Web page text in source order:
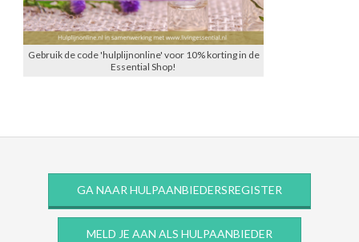
Gebruik de code 'hulplijnonline' voor 10% korting in de
Essential Shop!
GA NAAR HULPAANBIEDERSREGISTER
MELD JE AAN ALS HULPAANBIEDER